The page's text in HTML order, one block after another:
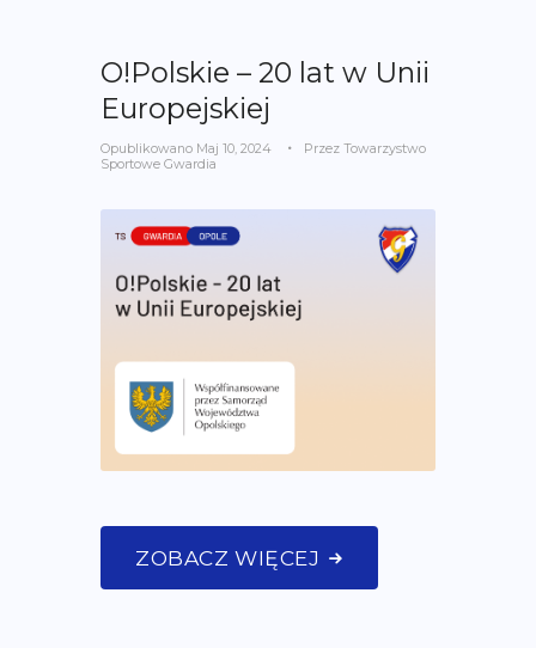
O!Polskie – 20 lat w Unii
Europejskiej
Opublikowano Maj 10, 2024 Przez Towarzystwo
Sportowe Gwardia
ZOBACZ WIĘCEJ